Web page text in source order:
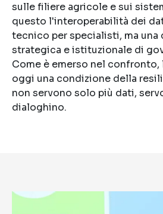
sulle filiere agricole e sui
questo l'interoperabilità dei
tecnico per specialisti, ma una
strategica e istituzionale di
Come è emerso nel
oggi una condizione della
non servono solo più dati,
dialoghino.